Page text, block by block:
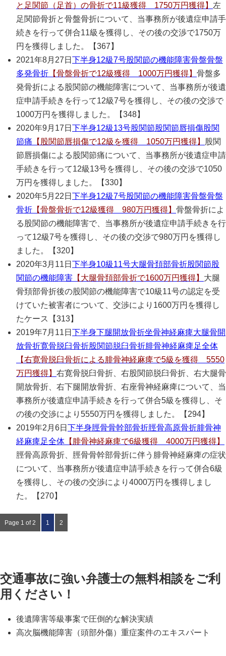
と足関節（足首）の骨折で11級獲得 1750万円獲得】 左
足関節骨折と骨盤骨折について、当事務所が後遺症申請手
続きを行って併合11級を獲得し、その後の交渉で1750万
円を獲得しました。【367】
2021年8月27日 下半身12級7号股関節の機能障害骨盤骨盤
多発骨折 【骨盤骨折で12級獲得 1000万円獲得】 骨盤多
発骨折による股関節の機能障害について、当事務所が後遺
症申請手続きを行って12級7号を獲得し、その後の交渉で
1000万円を獲得しました。【348】
2020年9月17日 下半身12級13号股関節股関節唇損傷股関
節痛 【股関節唇損傷で12級を獲得 1050万円獲得】
股関
節唇損傷による股関節痛について、当事務所が後遺症申請
手続きを行って12級13号を獲得し、その後の交渉で1050
万円を獲得しました。【330】
2020年5月22日 下半身12級7号股関節の機能障害骨盤骨盤
骨折 【骨盤骨折で12級獲得 980万円獲得】 骨盤骨折によ
る股関節の機能障害で、当事務所が後遺症申請手続きを行
って12級7号を獲得し、その後の交渉で980万円を獲得し
ました。【320】
2020年3月11日 下半身10級11号大腿骨頚部骨折股関節股
関節の機能障害 【大腿骨頚部骨折で1600万円獲得】 大腿
骨頚部骨折後の股関節の機能障害で10級11号の認定を受
けていた被害者について、交渉により1600万円を獲得し
たケース【313】
2019年7月11日 下半身下腿開放骨折坐骨神経麻痺大腿骨開
放骨折寛骨脱臼骨折股関節脱臼骨折腓骨神経麻痺足全体
【右寛骨脱臼骨折による腓骨神経麻痺で5級を獲得 5550
万円獲得】 右寛骨脱臼骨折、右股関節脱臼骨折、右大腿骨
開放骨折、右下腿開放骨折、右座骨神経麻痺について、当
事務所が後遺症申請手続きを行って併合5級を獲得し、そ
の後の交渉により5550万円を獲得しました。【294】
2019年2月6日 下半身脛骨骨幹部骨折脛骨高原骨折腓骨神
経麻痺足全体 【腓骨神経麻痺で6級獲得 4000万円獲得】
脛骨高原骨折、脛骨骨幹部骨折に伴う腓骨神経麻痺の症状
について、当事務所が後遺症申請手続きを行って併合6級
を獲得し、その後の交渉により4000万円を獲得しまし
た。【270】
Page 1 of 2 1 2
交通事故に強い弁護士の無料相談をご利
用ください！
後遺障害等級事案で圧倒的な解決実績
高次脳機能障害（頭部外傷）重症案件のエキスパート